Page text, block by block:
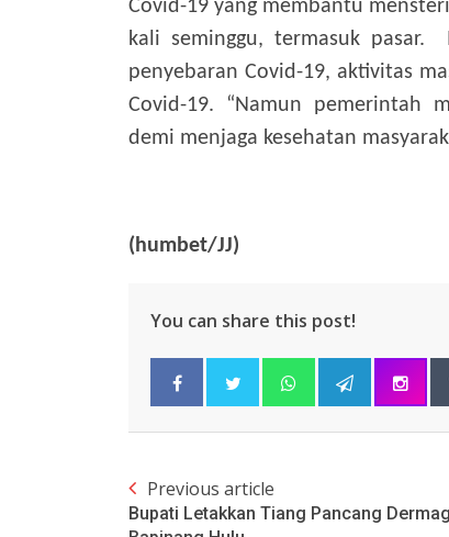
Covid-19 yang membantu
kali seminggu, termasuk
penyebaran Covid-19, aktivitas
Covid-19. “Namun pemerintah
demi menjaga kesehatan
(humbet/JJ)
You can share this post!
Previous article
Bupati Letakkan Tiang Pancang